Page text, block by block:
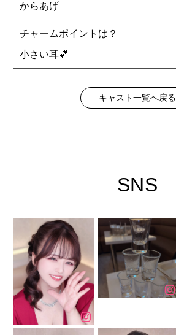
からあげ
チャームポイントは？
小さい耳💕
キャスト一覧へ戻る
SNS